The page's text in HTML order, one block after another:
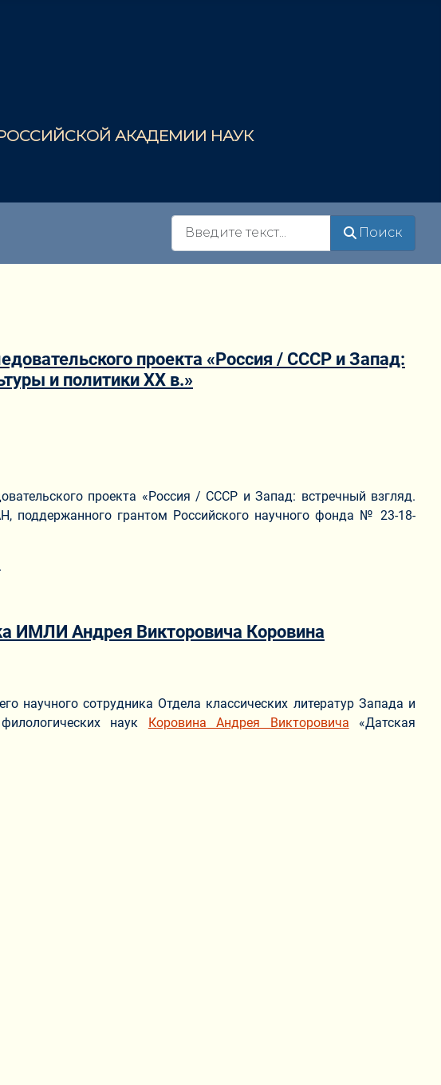
АКАДЕМИИ НАУК
Поиск
проекта «Россия / СССР и Запад:
и политики ХХ в.»
проекта «Россия / СССР и Запад: встречный взгляд.
поддержанного грантом Российского научного фонда № 23-18-
ИМЛИ Андрея Викторовича Коровина
научного сотрудника Отдела классических литератур Запада и
наук Коровина Андрея Викторовича «Датская